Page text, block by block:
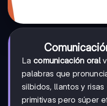
La comunicación oral
palabras que
silbidos, llantos y
primitivas pero súper